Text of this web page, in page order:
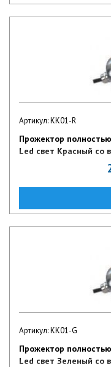
Артикул: KK01-R
Прожектор
Led свет Красный со
Артикул: KK01-G
Прожектор
Led свет Зеленый со